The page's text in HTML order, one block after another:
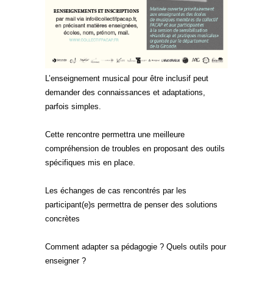
L’enseignement musical pour être inclusif peut
demander des connaissances et adaptations,
parfois simples.
Cette rencontre permettra une meilleure
compréhension de troubles en proposant des outils
spécifiques mis en place.
Les échanges de cas rencontrés par les
participant(e)s permettra de penser des solutions
concrètes
Comment adapter sa pédagogie ? Quels outils pour
enseigner ?